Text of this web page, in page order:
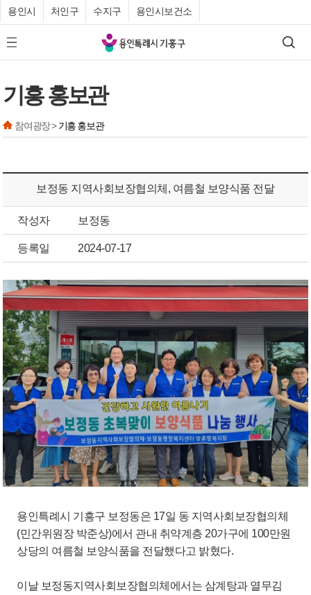
용인시 처인구 수지구 용인시보건소
모바일 메뉴 버튼
기
흥
청
검색
기흥 홍보관
참여광장 >기흥 홍보관
보정동 지역사회보장협의체, 여름철 보양식품 전달
작성자 보정동
등록일 2024-07-17
용인특례시 기흥구 보정동은 17일 동 지역사회보장협의체
(민간위원장 박준상)에서 관내 취약계층 20가구에 100만원
상당의 여름철 보양식품을 전달했다고 밝혔다.
이날 보정동지역사회보장협의체에서는 삼계탕과 열무김